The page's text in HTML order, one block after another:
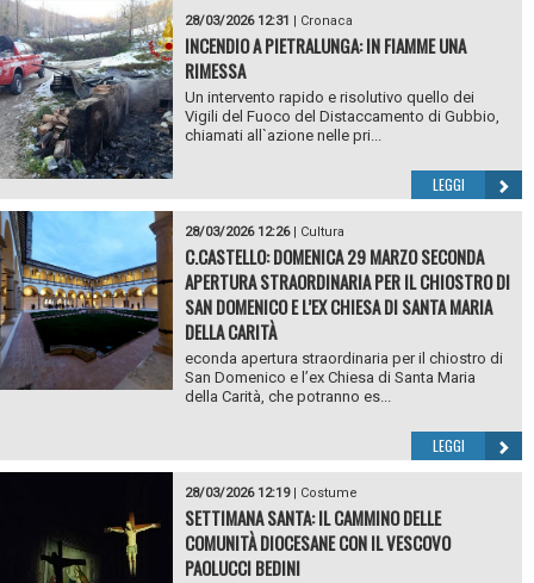
28/03/2026 12:31 | Cronaca
INCENDIO A PIETRALUNGA: IN FIAMME UNA
RIMESSA
Un intervento rapido e risolutivo quello dei
Vigili del Fuoco del Distaccamento di Gubbio,
chiamati all`azione nelle pri...
LEGGI
28/03/2026 12:26| Cultura
C.CASTELLO: DOMENICA 29 MARZO SECONDA
APERTURA STRAORDINARIA PER IL CHIOSTRO DI
SAN DOMENICO E L’EX CHIESA DI SANTA MARIA
DELLA CARITÀ
econda apertura straordinaria per il chiostro di
San Domenico e l’ex Chiesa di Santa Maria
della Carità, che potranno es...
LEGGI
28/03/2026 12:19| Costume
SETTIMANA SANTA: IL CAMMINO DELLE
COMUNITÀ DIOCESANE CON IL VESCOVO
PAOLUCCI BEDINI